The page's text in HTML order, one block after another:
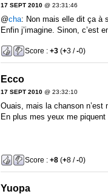
17 SEPT 2010@ 23:31:46
@cha: Non mais elle dit ça à
Enfin j’imagine. Sinon, c’est
Score : +3(+3 /-0)
Ecco
17 SEPT 2010@ 23:32:10
Ouais, mais la chanson n’est
En plus mes yeux me
Score : +8(+8 /-0)
Yuopa